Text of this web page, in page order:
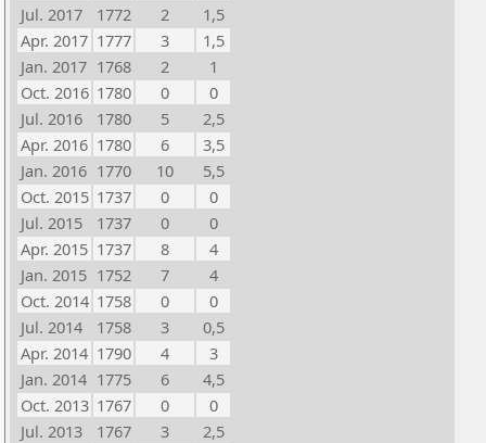
Jul. 2017
1772 2
1,5
Apr. 2017 1777 3
1,5
Jan. 2017 1768 2
1
Oct. 2016 1780 0
0
Jul. 2016
1780 5
2,5
Apr. 2016 1780 6
3,5
Jan. 2016 1770 10
5,5
Oct. 2015 1737 0
0
Jul. 2015
1737 0
0
Apr. 2015 1737 8
4
Jan. 2015 1752 7
4
Oct. 2014 1758 0
0
Jul. 2014
1758 3
0,5
Apr. 2014 1790 4
3
Jan. 2014 1775 6
4,5
Oct. 2013 1767 0
0
Jul. 2013
1767 3
2,5